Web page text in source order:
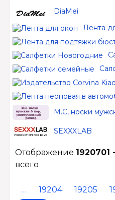
DiaMei
Лента
М.С, носки
SEXXXLAB
Отображение 1920701
всего
… 19204 19205